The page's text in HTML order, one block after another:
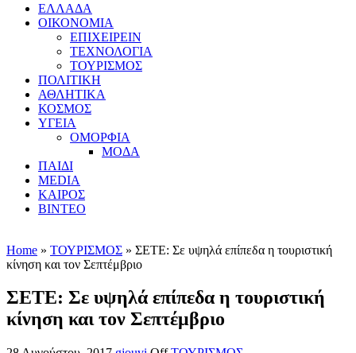
ΕΛΛΑΔΑ
ΟΙΚΟΝΟΜΙΑ
ΕΠΙΧΕΙΡΕΙΝ
ΤΕΧΝΟΛΟΓΙΑ
ΤΟΥΡΙΣΜΟΣ
ΠΟΛΙΤΙΚΗ
ΑΘΛΗΤΙΚΑ
ΚΟΣΜΟΣ
ΥΓΕΙΑ
ΟΜΟΡΦΙΑ
ΜΟΔΑ
ΠΑΙΔΙ
MEDIA
ΚΑΙΡΟΣ
ΒΙΝΤΕΟ
Home » ΤΟΥΡΙΣΜΟΣ » ΣΕΤΕ: Σε υψηλά επίπεδα η τουριστική
κίνηση και τον Σεπτέμβριο
ΣΕΤΕ: Σε υψηλά επίπεδα η τουριστική
κίνηση και τον Σεπτέμβριο